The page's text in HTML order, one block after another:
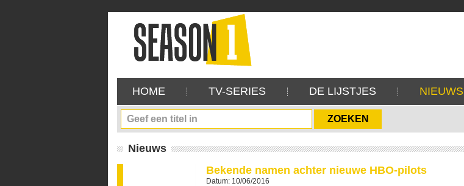
HOME TV-SERIES DE LIJSTJES NIEUWS
Nieuws
Bekende namen achter nieuwe HBO-pilots
Datum: 10/06/2016